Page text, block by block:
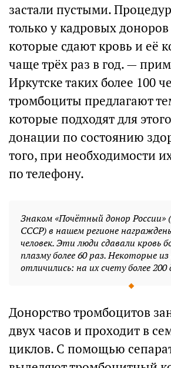
застали пустыми.
только у кадровых
которые сдают кровь и её
чаще трёх раз в год. —
Иркутске таких более 100
тромбоциты предлагают
которые подходят для
донации по состоянию
того, при необходимости
по телефону.
Знаком «Почётный донор России»
СССР) в нашем регионе
человек. Эти люди сдавали кровь
плазму более 60 раз. Некоторые из
отличились: на их счету более 200
Донорство тромбоцитов
двух часов и проходит в
циклов. С помощью